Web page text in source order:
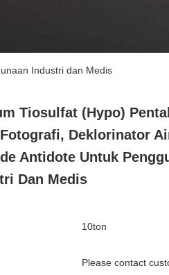
Industri dan Medis
Tiosulfat (Hypo)
Deklorinator
Antidote Untuk
Dan Medis
10ton
Please contact